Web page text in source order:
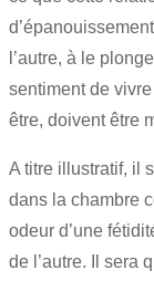
l’autre, à le
sentiment de
être, doivent être
A titre illustratif, il
dans la chambre
odeur d’une
de l’autre. Il sera